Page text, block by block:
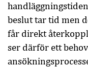
beslut tar tid men
får direkt
ser därför ett